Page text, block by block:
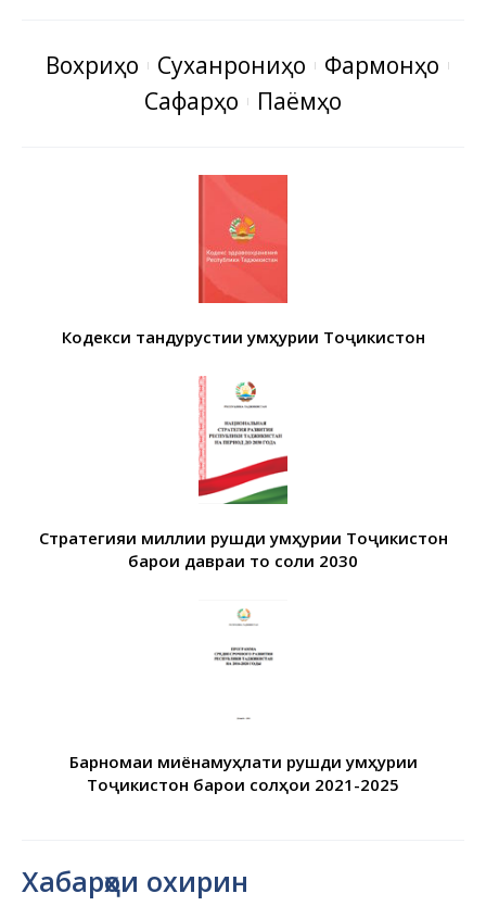
Вохӯриҳо Суханрониҳо
Фармонҳо
Сафарҳо
Паёмҳо
Кодекси тандурустии Ҷумҳурии Тоҷикистон
Стратегияи миллии рушди Ҷумҳурии Тоҷикистон
барои давраи то соли 2030
Барномаи миёнамуҳлати рушди Ҷумҳурии
Тоҷикистон барои солҳои 2021-2025
Хабарҳои охирин